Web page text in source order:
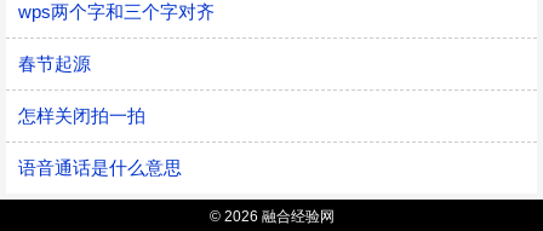
wps两个字和三个字对齐
春节起源
怎样关闭拍一拍
语音通话是什么意思
© 2026 融合经验网